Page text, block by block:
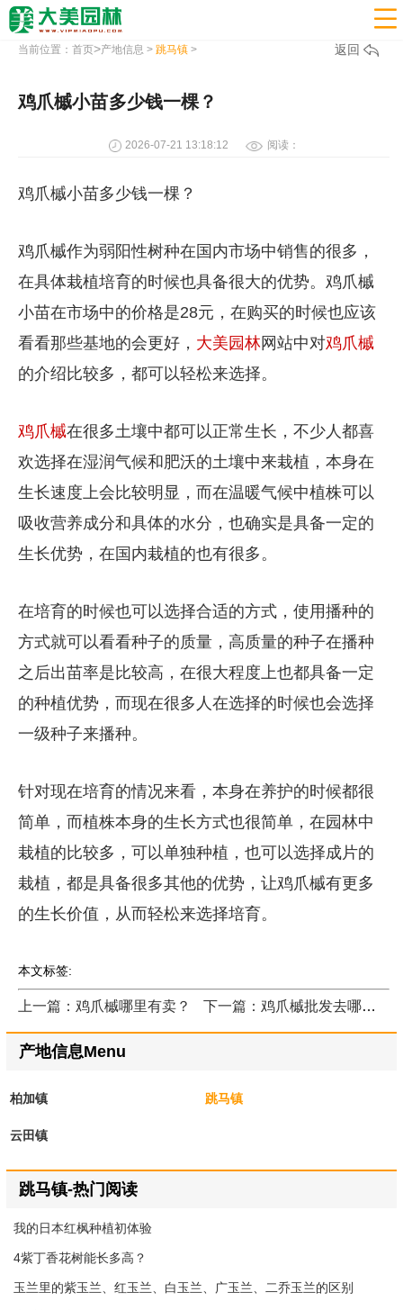

当前位置： 首页>产地信息 > 跳马镇> 返回
鸡爪槭小苗多少钱一棵？
2026-07-21 13:18:12 阅读：
鸡爪槭小苗多少钱一棵？
鸡爪槭作为弱阳性树种在国内市场中销售的很多，
在具体栽植培育的时候也具备很大的优势。鸡爪槭
小苗在市场中的价格是28元，在购买的时候也应该
看看那些基地的会更好， 大美园林网站中对鸡爪槭
的介绍比较多，都可以轻松来选择。
鸡爪槭在很多土壤中都可以正常生长，不少人都喜
欢选择在湿润气候和肥沃的土壤中来栽植，本身在
生长速度上会比较明显，而在温暖气候中植株可以
吸收营养成分和具体的水分，也确实是具备一定的
生长优势，在国内栽植的也有很多。
在培育的时候也可以选择合适的方式，使用播种的
方式就可以看看种子的质量，高质量的种子在播种
之后出苗率是比较高，在很大程度上也都具备一定
的种植优势，而现在很多人在选择的时候也会选择
一级种子来播种。
针对现在培育的情况来看，本身在养护的时候都很
简单，而植株本身的生长方式也很简单，在园林中
栽植的比较多，可以单独种植，也可以选择成片的
栽植，都是具备很多其他的优势，让鸡爪槭有更多
的生长价值，从而轻松来选择培育。
本文标签:
上一篇：鸡爪槭哪里有卖？ 下一篇：鸡爪槭批发去哪里最好？
产地信息Menu
柏加镇 跳马镇
云田镇
跳马镇-热门阅读
我的日本红枫种植初体验
4紫丁香花树能长多高？
玉兰里的紫玉兰、红玉兰、白玉兰、广玉兰、二乔玉兰的区别